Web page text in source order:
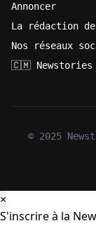
Annoncer
La rédaction
Nos réseaux
🇨🇲
© 2025
×
S'inscrire à la